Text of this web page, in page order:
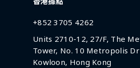
+852 3705 4262
Units 2710-12, 27/F, The
Tower, No. 10 Metropolis
Kowloon, Hong Kong